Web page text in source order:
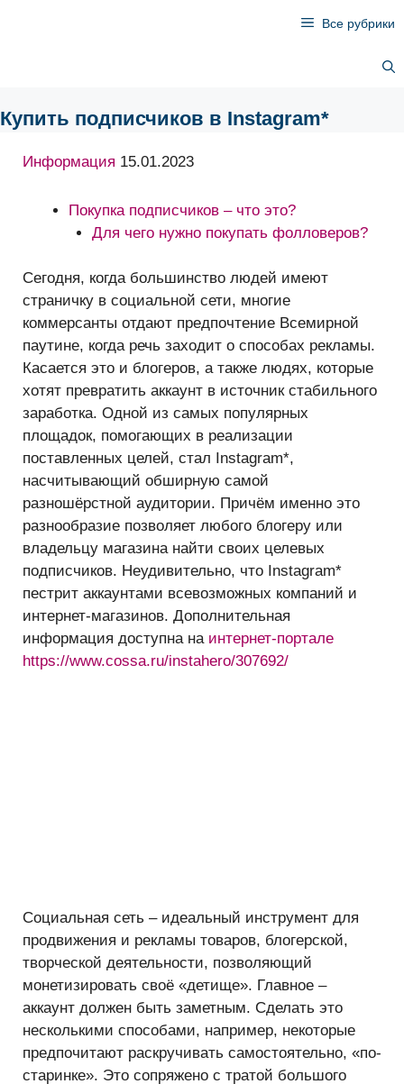
Все рубрики
Купить подписчиков в Instagram*
Информация 15.01.2023
Покупка подписчиков – что это?
Для чего нужно покупать фолловеров?
Сегодня, когда большинство людей имеют
страничку в социальной сети, многие
коммерсанты отдают предпочтение Всемирной
паутине, когда речь заходит о способах рекламы.
Касается это и блогеров, а также людях, которые
хотят превратить аккаунт в источник стабильного
заработка. Одной из самых популярных
площадок, помогающих в реализации
поставленных целей, стал Instagram*,
насчитывающий обширную самой
разношёрстной аудитории. Причём именно это
разнообразие позволяет любого блогеру или
владельцу магазина найти своих целевых
подписчиков. Неудивительно, что Instagram*
пестрит аккаунтами всевозможных компаний и
интернет-магазинов. Дополнительная
информация доступна на интернет-портале
https://www.cossa.ru/instahero/307692/
Социальная сеть – идеальный инструмент для
продвижения и рекламы товаров, блогерской,
творческой деятельности, позволяющий
монетизировать своё «детище». Главное –
аккаунт должен быть заметным. Сделать это
несколькими способами, например, некоторые
предпочитают раскручивать самостоятельно, «по-
старинке». Это сопряжено с тратой большого